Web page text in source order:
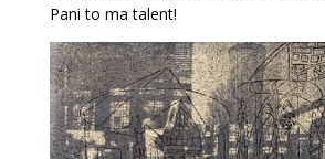
Pani to ma talent!